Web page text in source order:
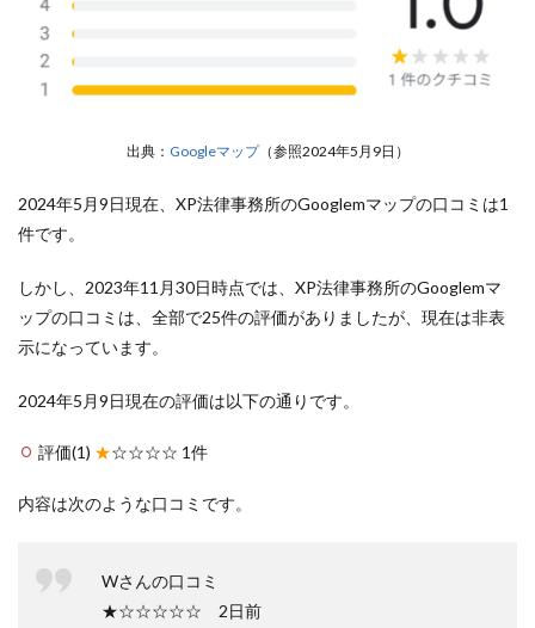
出典： Googleマップ（参照2024年5月9日）
2024年5月9日現在、XP法律事務所のGooglemマップの口コミは1
件です。
しかし、2023年11月30日時点では、XP法律事務所のGooglemマ
ップの口コミは、全部で25件の評価がありましたが、現在は非表
示になっています。
2024年5月9日現在の評価は以下の通りです。
評価(1) ★☆☆☆☆ 1件
内容は次のような口コミです。
Wさんの口コミ
★☆☆☆☆☆ 2日前